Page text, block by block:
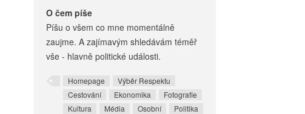
O čem píše
Píšu o všem co mne momentálně
zaujme. A zajímavým shledávám téměř
vše - hlavně politické události.
Homepage
Výběr Respektu
Cestování
Ekonomika
Fotografie
Kultura
Média Osobní
Politika